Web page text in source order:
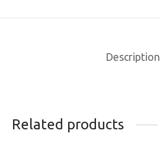
Description
Related products